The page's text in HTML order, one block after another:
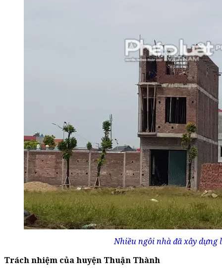
Nhiều ngôi nhà đã xây dựng
Trách nhiệm của huyện Thuận Thành